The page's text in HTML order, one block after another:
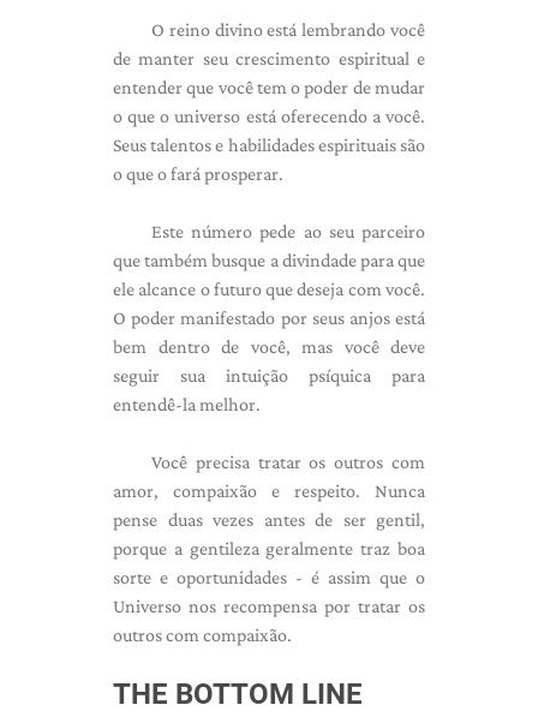
O reino divino está lembrando você
de manter seu crescimento espiritual e
entender que você tem o poder de mudar
o que o universo está oferecendo a você.
Seus talentos e habilidades espirituais são
o que o fará prosperar.
Este número pede ao seu parceiro
que também busque a divindade para que
ele alcance o futuro que deseja com você.
O poder manifestado por seus anjos está
bem dentro de você, mas você deve
seguir sua intuição psíquica para
entendê-la melhor.
Você precisa tratar os outros com
amor, compaixão e respeito. Nunca
pense duas vezes antes de ser gentil,
porque a gentileza geralmente traz boa
sorte e oportunidades - é assim que o
Universo nos recompensa por tratar os
outros com compaixão.
THE BOTTOM LINE